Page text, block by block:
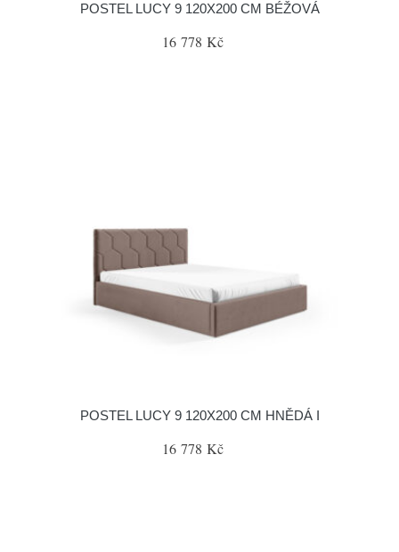
POSTEL LUCY 9 120X200 CM BÉŽOVÁ
16 778 Kč
POSTEL LUCY 9 120X200 CM HNĚDÁ I
16 778 Kč